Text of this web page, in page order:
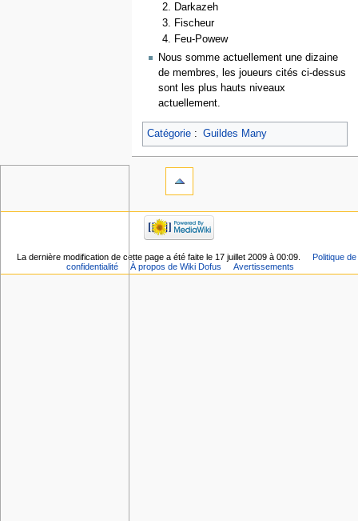
Darkazeh
Fischeur
Feu-Powew
Nous somme actuellement une dizaine
de membres, les joueurs cités ci-dessus
sont les plus hauts niveaux
actuellement.
Catégorie: Guildes Many
La dernière modification de cette page a été faite le 17 juillet 2009 à 00:09.
Politique de
confidentialité
À propos de Wiki Dofus Avertissements